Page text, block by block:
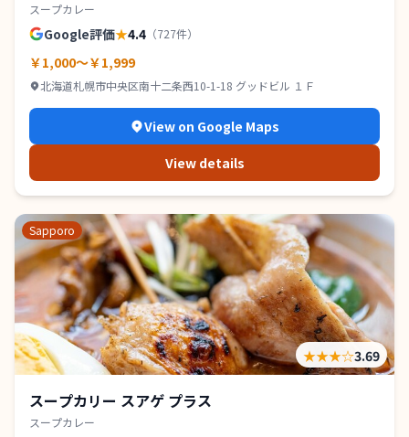
スープカレー
Google評価★4.4 （727件）
￥1,000～￥1,999
北海道札幌市中央区南十二条西10-1-18 グッドビル １Ｆ
View on Google Maps
View details
Sapporo
★★★☆3.69
スープカリー スアゲ プラス
スープカレー